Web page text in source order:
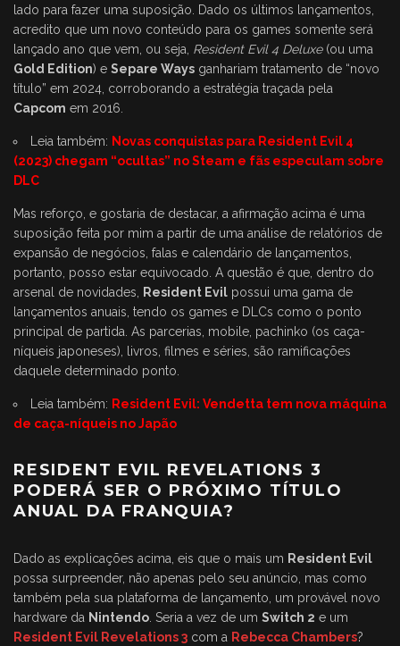
lado para fazer uma suposição. Dado os últimos lançamentos,
acredito que um novo conteúdo para os games somente será
lançado ano que vem, ou seja, Resident Evil 4 Deluxe(ou uma
Gold Edition) e Separe Ways ganhariam tratamento de “novo
título” em 2024, corroborando a estratégia traçada pela
Capcom em 2016.
Leia também: Novas conquistas para Resident Evil 4
(2023) chegam “ocultas” no Steam e fãs especulam sobre
DLC
Mas reforço, e gostaria de destacar, a afirmação acima é uma
suposição feita por mim a partir de uma análise de relatórios de
expansão de negócios, falas e calendário de lançamentos,
portanto, posso estar equivocado. A questão é que, dentro do
arsenal de novidades, Resident Evil possui uma gama de
lançamentos anuais, tendo os games e DLCs como o ponto
principal de partida. As parcerias, mobile, pachinko (os caça-
níqueis japoneses), livros, filmes e séries, são ramificações
daquele determinado ponto.
Leia também: Resident Evil: Vendetta tem nova máquina
de caça-níqueis no Japão
RESIDENT EVIL REVELATIONS 3
PODERÁ SER O PRÓXIMO TÍTULO
ANUAL DA FRANQUIA?
Dado as explicações acima, eis que o mais um Resident Evil
possa surpreender, não apenas pelo seu anúncio, mas como
também pela sua plataforma de lançamento, um provável novo
hardware da Nintendo. Seria a vez de um Switch 2 e um
Resident Evil Revelations 3 com a Rebecca Chambers?